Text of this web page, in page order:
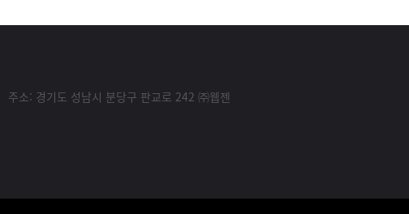
주소: 경기도 성남시 분당구 판교로 242 ㈜웹젠